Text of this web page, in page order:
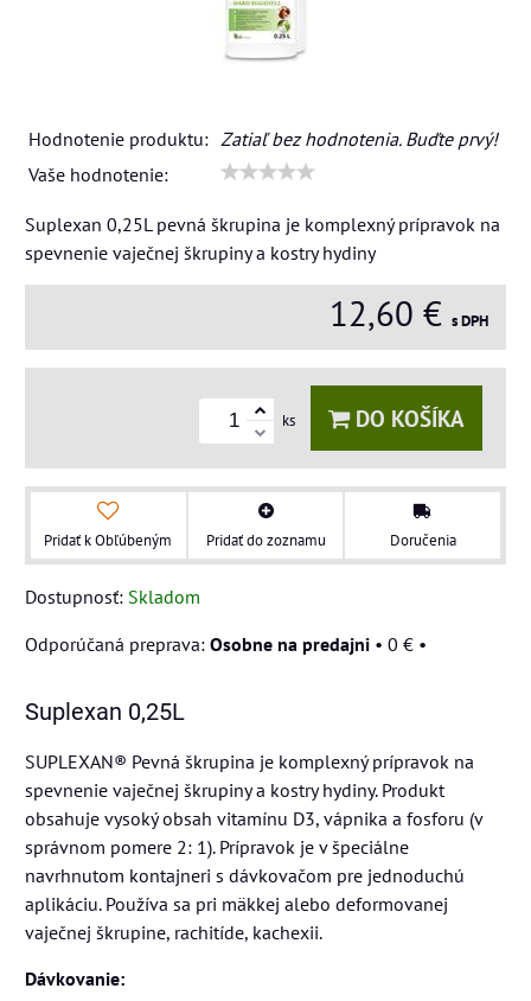
Hodnotenie produktu: Zatiaľ bez hodnotenia. Buďte prvý!
Vaše hodnotenie:
Suplexan 0,25L pevná škrupina je komplexný prípravok na
spevnenie vaječnej škrupiny a kostry hydiny
12,60 € s DPH
ks DO KOŠÍKA
Pridať k Obľúbeným Pridať do zoznamu Doručenia
Dostupnosť: Skladom
Osobne na predajni • 0 € •
Suplexan 0,25L
SUPLEXAN® Pevná škrupina je komplexný prípravok na
spevnenie vaječnej škrupiny a kostry hydiny. Produkt
obsahuje vysoký obsah vitamínu D3, vápnika a fosforu (v
správnom pomere 2: 1). Prípravok je v špeciálne
navrhnutom kontajneri s dávkovačom pre jednoduchú
aplikáciu. Používa sa pri mäkkej alebo deformovanej
vaječnej škrupine, rachitíde, kachexii.
Dávkovanie: